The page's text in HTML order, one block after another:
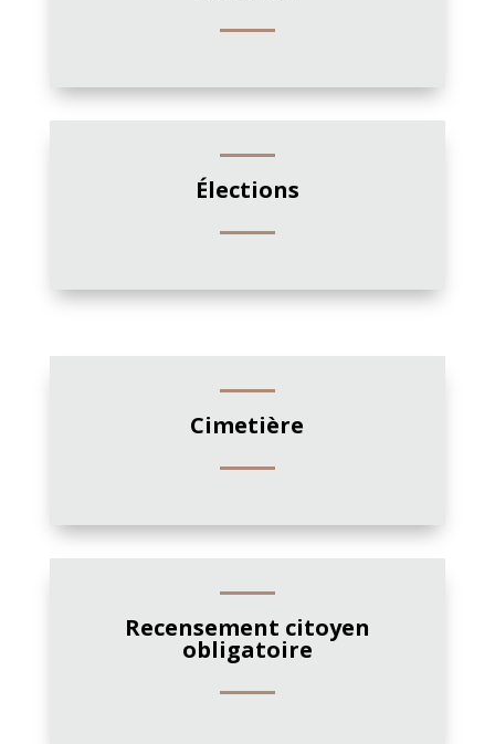
Élections
Cimetière
Recensement citoyen
obligatoire